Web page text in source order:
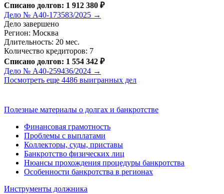
Списано долгов: 1 912 380 ₽
Дело № А40-173583/2025 →
Дело завершено
Регион: Москва
Длительность: 20 мес.
Количество кредиторов: 7
Списано долгов: 1 554 342 ₽
Дело № А40-259436/2024 →
Посмотреть еще 4486 выигранных дел
Полезные материалы о долгах и банкротстве
Финансовая грамотность
Проблемы с выплатами
Коллекторы, суды, приставы
Банкротство физических лиц
Нюансы прохождения процедуры банкротства
Особенности банкротства в регионах
Инструменты должника